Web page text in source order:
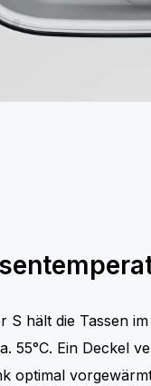
S hält die Tassen
55°C. Ein Deckel
optimal